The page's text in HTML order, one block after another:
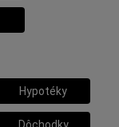
Hypotéky